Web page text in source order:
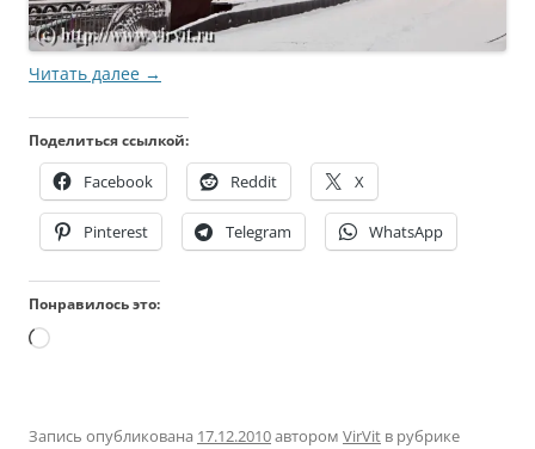
Читать далее →
Поделиться ссылкой:
Facebook Reddit X
Pinterest Telegram WhatsApp
Понравилось это:
Загрузка…
Запись опубликована 17.12.2010автором VirVit в рубрике